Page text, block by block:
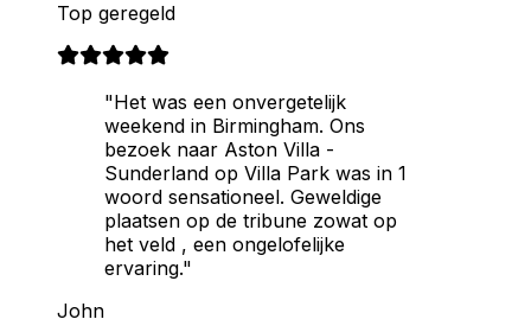
Top geregeld
"Het was een onvergetelijk
weekend in Birmingham. Ons
bezoek naar Aston Villa -
Sunderland op Villa Park was in 1
woord sensationeel. Geweldige
plaatsen op de tribune zowat op
het veld , een ongelofelijke
ervaring."
John